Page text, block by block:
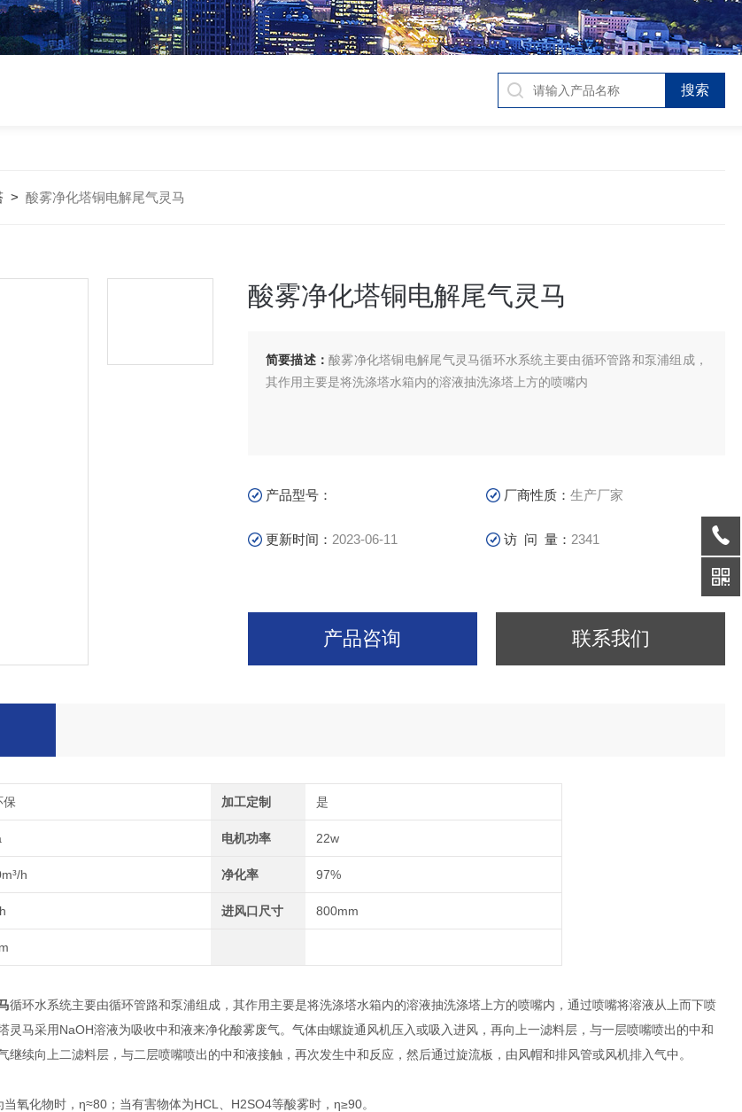
> 酸雾净化塔铜电解尾气灵马
酸雾净化塔铜电解尾气灵马
简要描述：酸雾净化塔铜电解尾气灵马循环水系统主要由循环管路和泵浦组成，
其作用主要是将洗涤塔水箱内的溶液抽洗涤塔上方的喷嘴内
产品型号： 厂商性质：生产厂家
更新时间： 2023-06-11 访 问 量： 2341
产品咨询 联系我们
保 加工定制 是
电机功率 22w
h 净化率 97%
进风口尺寸 800mm
循环水系统主要由循环管路和泵浦组成，其作用主要是将洗涤塔水箱内的溶液抽洗涤塔上方的喷嘴内，通过喷嘴将溶液从上而下喷
灵马采用NaOH溶液为吸收中和液来净化酸雾废气。气体由螺旋通风机压入或吸入进风，再向上一滤料层，与一层喷嘴喷出的中和
继续向上二滤料层，与二层喷嘴喷出的中和液接触，再次发生中和反应，然后通过旋流板，由风帽和排风管或风机排入气中。
氧化物时，η≈80；当有害物体为HCL、H2SO4等酸雾时，η≥90。